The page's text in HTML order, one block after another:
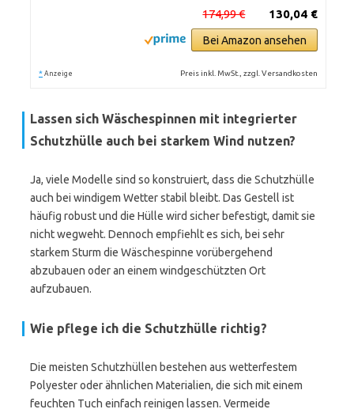
130,04 €
174,99 €
Bei Amazon ansehen
* Anzeige Preis inkl. MwSt., zzgl. Versandkosten
Lassen sich Wäschespinnen mit integrierter
Schutzhülle auch bei starkem Wind nutzen?
Ja, viele Modelle sind so konstruiert, dass die Schutzhülle
auch bei windigem Wetter stabil bleibt. Das Gestell ist
häufig robust und die Hülle wird sicher befestigt, damit sie
nicht wegweht. Dennoch empfiehlt es sich, bei sehr
starkem Sturm die Wäschespinne vorübergehend
abzubauen oder an einem windgeschützten Ort
aufzubauen.
Wie pflege ich die Schutzhülle richtig?
Die meisten Schutzhüllen bestehen aus wetterfestem
Polyester oder ähnlichen Materialien, die sich mit einem
feuchten Tuch einfach reinigen lassen. Vermeide